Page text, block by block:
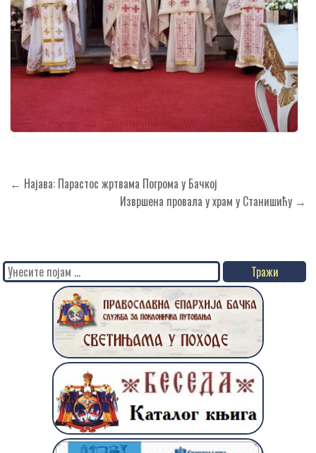
Кретање
← Најава: Парастос жртвама Погрома у Бачкој
Извршена провала у храм у Станишићу →
Search
for: